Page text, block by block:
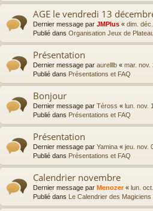
AGE le vendredi 13
Dernier message par JMPlus « dim.
Publié dans Organisation Jeux de
Présentation
Dernier message par aurelllb « mar. nov.
Publié dans Présentations et FAQ
Bonjour
Dernier message par Téross « lun. nov.
Publié dans Présentations et FAQ
Présentation
Dernier message par Yamina « jeu. nov.
Publié dans Présentations et FAQ
Calendrier novembre
Dernier message par Menozer« lun.
Publié dans Le Calendrier des